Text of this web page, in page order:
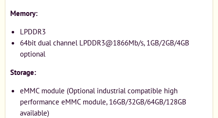
Memory:
LPDDR3
64bit dual channel LPDDR3@1866Mb/s, 1GB/2GB/4GB
optional
Storage:
eMMC module (Optional industrial compatible high
performance eMMC module, 16GB/32GB/64GB/128GB
available)